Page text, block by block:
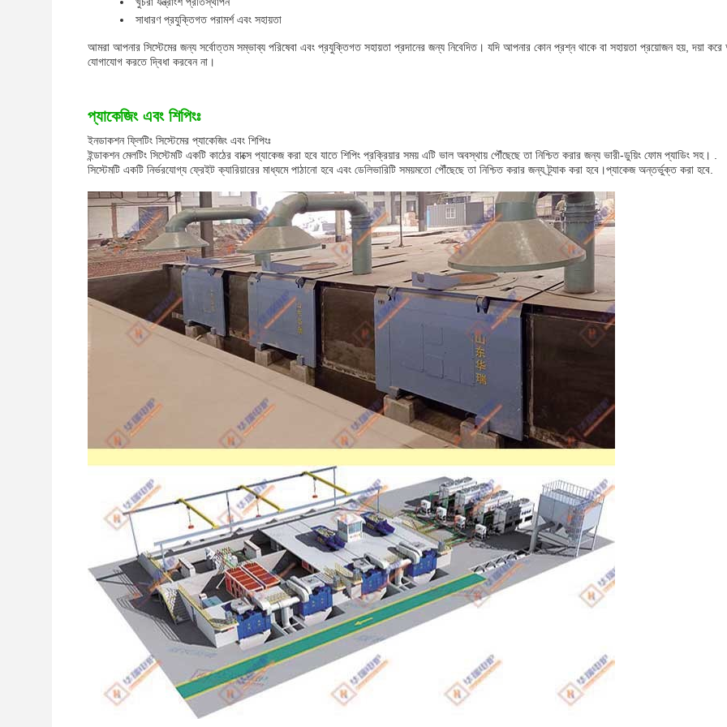
সাধারণ প্রযুক্তিগত পরামর্শ এবং সহায়তা
আমরা আপনার সিস্টেমের জন্য সর্বোত্তম সম্ভাব্য পরিষেবা এবং প্রযুক্তিগত সহায়তা প্রদানের জন্য নিবেদিত। যদি আপনার কোন প্রশ্ন থাকে বা সহায়তা প্রয়োজন হয়, দয়া করে
যোগাযোগ করতে দ্বিধা করবেন না।
প্যাকেজিং এবং শিপিংঃ
ইনডাকশন ফ্লিটিং সিস্টেমের প্যাকেজিং এবং শিপিংঃ
ইন্ডাকশন মেলটিং সিস্টেমটি একটি কাঠের বাক্সে প্যাকেজ করা হবে যাতে শিপিং প্রক্রিয়ার সময় এটি ভাল অবস্থায় পৌঁছেছে তা নিশ্চিত করার জন্য ভারী-ডুয়িং ফোম প্যাডিং সহ। .
সিস্টেমটি একটি নির্ভরযোগ্য ফ্রেইট ক্যারিয়ারের মাধ্যমে পাঠানো হবে এবং ডেলিভারিটি সময়মতো পৌঁছেছে তা নিশ্চিত করার জন্য ট্র্যাক করা হবে।প্যাকেজ অন্তর্ভুক্ত করা হবে.